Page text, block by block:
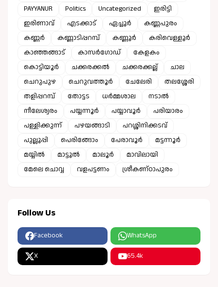
PAYYANUR
Politics Uncategorized
ഇരിട്ടി
ഇരിണാവ്
എടക്കാട് ഏച്ചൂർ
കണ്ണപുരം
കണ്ണർ
കണ്ണാടിപ്പറമ്പ് കണ്ണൂർ
കരിവെള്ളൂർ
കാഞ്ഞങ്ങാട്
കാസർഗോഡ്
കേളകം
കൊട്ടിയൂർ
ചക്കരക്കൽ ചക്കരക്കല്ല്
ചാല
ചെറുപുഴ
ചെറുവത്തൂർ ചേലേരി
തലശ്ശേരി
തളിപ്പറമ്പ്
തോട്ടട ധർമ്മശാല
നടാൽ
നീലേശ്വരം
പയ്യന്നൂർ പയ്യാവൂർ
പരിയാരം
പള്ളിക്കുന്ന്
പഴയങ്ങാടി
പറശ്ശിനിക്കടവ്
പുല്ലൂപ്പി
പെരിങ്ങോം പേരാവൂർ
മട്ടന്നൂർ
മയ്യിൽ
മാട്ടൂൽ മാലൂർ
മാവിലായി
മേലെ ചൊവ്വ
വളപട്ടണം ശ്രീകണ്ഠാപുരം
Follow Us
Facebook WhatsApp
X 65.4k